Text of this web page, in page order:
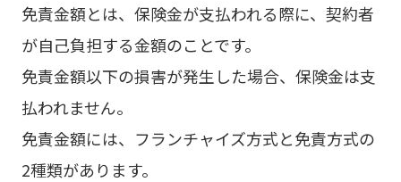
免責金額とは、保険金が支払われる際に、契約者
が自己負担する金額のことです。
免責金額以下の損害が発生した場合、保険金は支
払われません。
免責金額には、フランチャイズ方式と免責方式の
2種類があります。